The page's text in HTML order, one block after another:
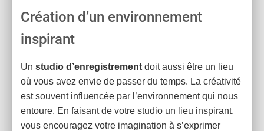
Création d’un environnement
inspirant
Un studio d’enregistrement doit aussi être un lieu
où vous avez envie de passer du temps. La créativité
est souvent influencée par l’environnement qui nous
entoure. En faisant de votre studio un lieu inspirant,
vous encouragez votre imagination à s’exprimer